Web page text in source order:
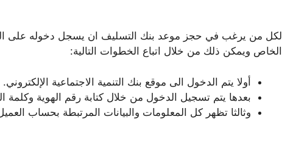
لكل من يرغب في حجز موعد بنك التسليف ان يسجل دخوله على
الخاص ويمكن ذلك من خلال اتباع الخطوات التالية:
أولا يتم الدخول الى موقع بنك التنمية الاجتماعية الإلكتروني.
بعدها يتم تسجيل الدخول من خلال كتابة رقم الهوية وكلمة
وثالثا تظهر كل المعلومات والبيانات المرتبطة بحساب